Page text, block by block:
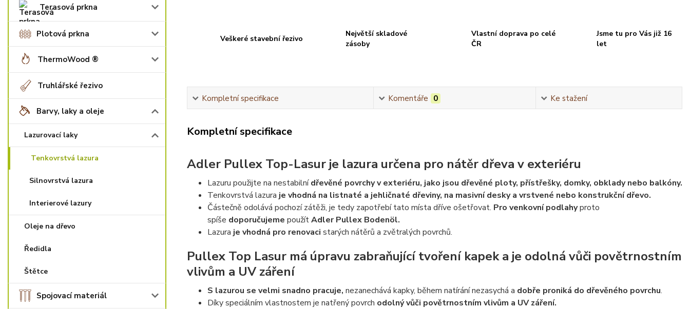
Terasová prkna
Plotová prkna
ThermoWood ®
Truhlářské řezivo
Barvy, laky a oleje
Lazurovací laky
Tenkovrstvá lazura
Silnovrstvá lazura
Interierové lazury
Oleje na dřevo
Ředidla
Štětce
Spojovací materiál
Veškeré stavební řezivo
Největší skladové
zásoby
Vlastní doprava po celé
ČR
Jsme tu pro Vás již 16
let
Kompletní specifikace Komentáře 0 Ke stažení
Kompletní specifikace
Adler Pullex Top-Lasur je lazura určena pro nátěr dřeva v exteriéru
Lazuru použijte na nestabilnídřevěné povrchy v exteriéru, jako jsou dřevěné ploty, přístřešky, domky, obklady nebo balkóny.
Tenkovrstvá lazura je vhodná na listnaté a jehličnaté dřeviny, na masivní desky a vrstvené nebo konstrukční dřevo.
Částečně odolává pochozí zátěži, je tedy zapotřebí tato místa dříve ošetřovat. Pro venkovní podlahyproto
spíše doporučujeme použít Adler Pullex Bodenöl.
Lazura je vhodná pro renovaci starých nátěrů a zvětralých povrchů.
Pullex Top Lasur má úpravu zabraňující tvoření kapek a je odolná vůči povětrnostním
vlivům a UV záření
S lazurou se velmi snadno pracuje, nezanechává kapky, během natírání nezasychá a dobře proniká do dřevěného povrchu.
Díky speciálním vlastnostem je natřený povrch odolný vůči povětrnostním vlivům a UV záření.